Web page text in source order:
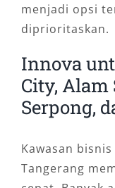
menjadi opsi
diprioritaskan.
Innova
City, Alam
Serpong,
Kawasan
Tangerang